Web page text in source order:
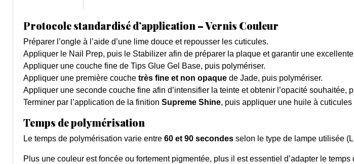
Protocole standardisé d’application – Vernis Couleur
Préparer l’ongle à l’aide d’une lime douce et repousser les cuticules.
Appliquer le Nail Prep, puis le Stabilizer afin de préparer la plaque et garantir une
Appliquer une couche fine de Tips Glue Gel Base, puis polymériser.
Appliquer une première couche très fine et non opaque de Jade, puis polymériser.
Appliquer une seconde couche fine afin d’intensifier la teinte et obtenir l’opacité souhaitée,
Terminer par l’application de la finition Supreme Shine, puis appliquer une huile à cuticules
Temps de polymérisation
Le temps de polymérisation varie entre 60 et 90 secondes selon le type de lampe utilisée
Plus une couleur est foncée ou fortement pigmentée, plus il est essentiel d’adapter le